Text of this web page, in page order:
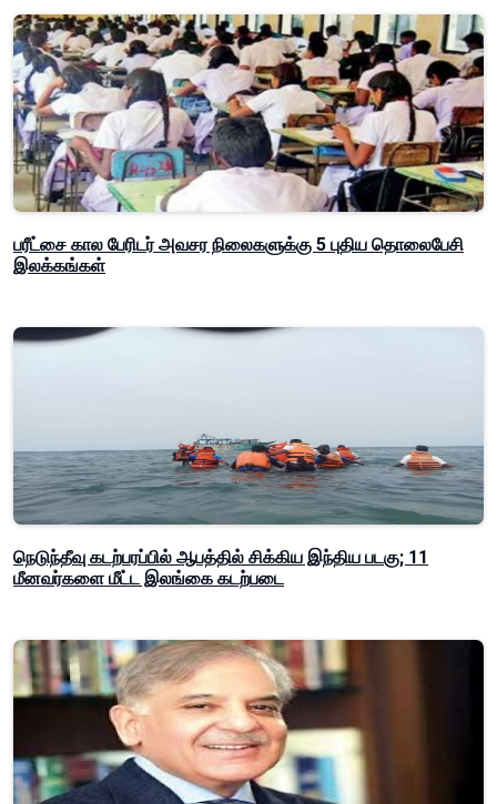
பரீட்சை கால பேரிடர் அவசர நிலைகளுக்கு 5 புதிய தொலைபேசி
இலக்கங்கள்
நெடுந்தீவு கடற்பரப்பில் ஆபத்தில் சிக்கிய இந்திய படகு; 11
மீனவர்களை மீட்ட இலங்கை கடற்படை